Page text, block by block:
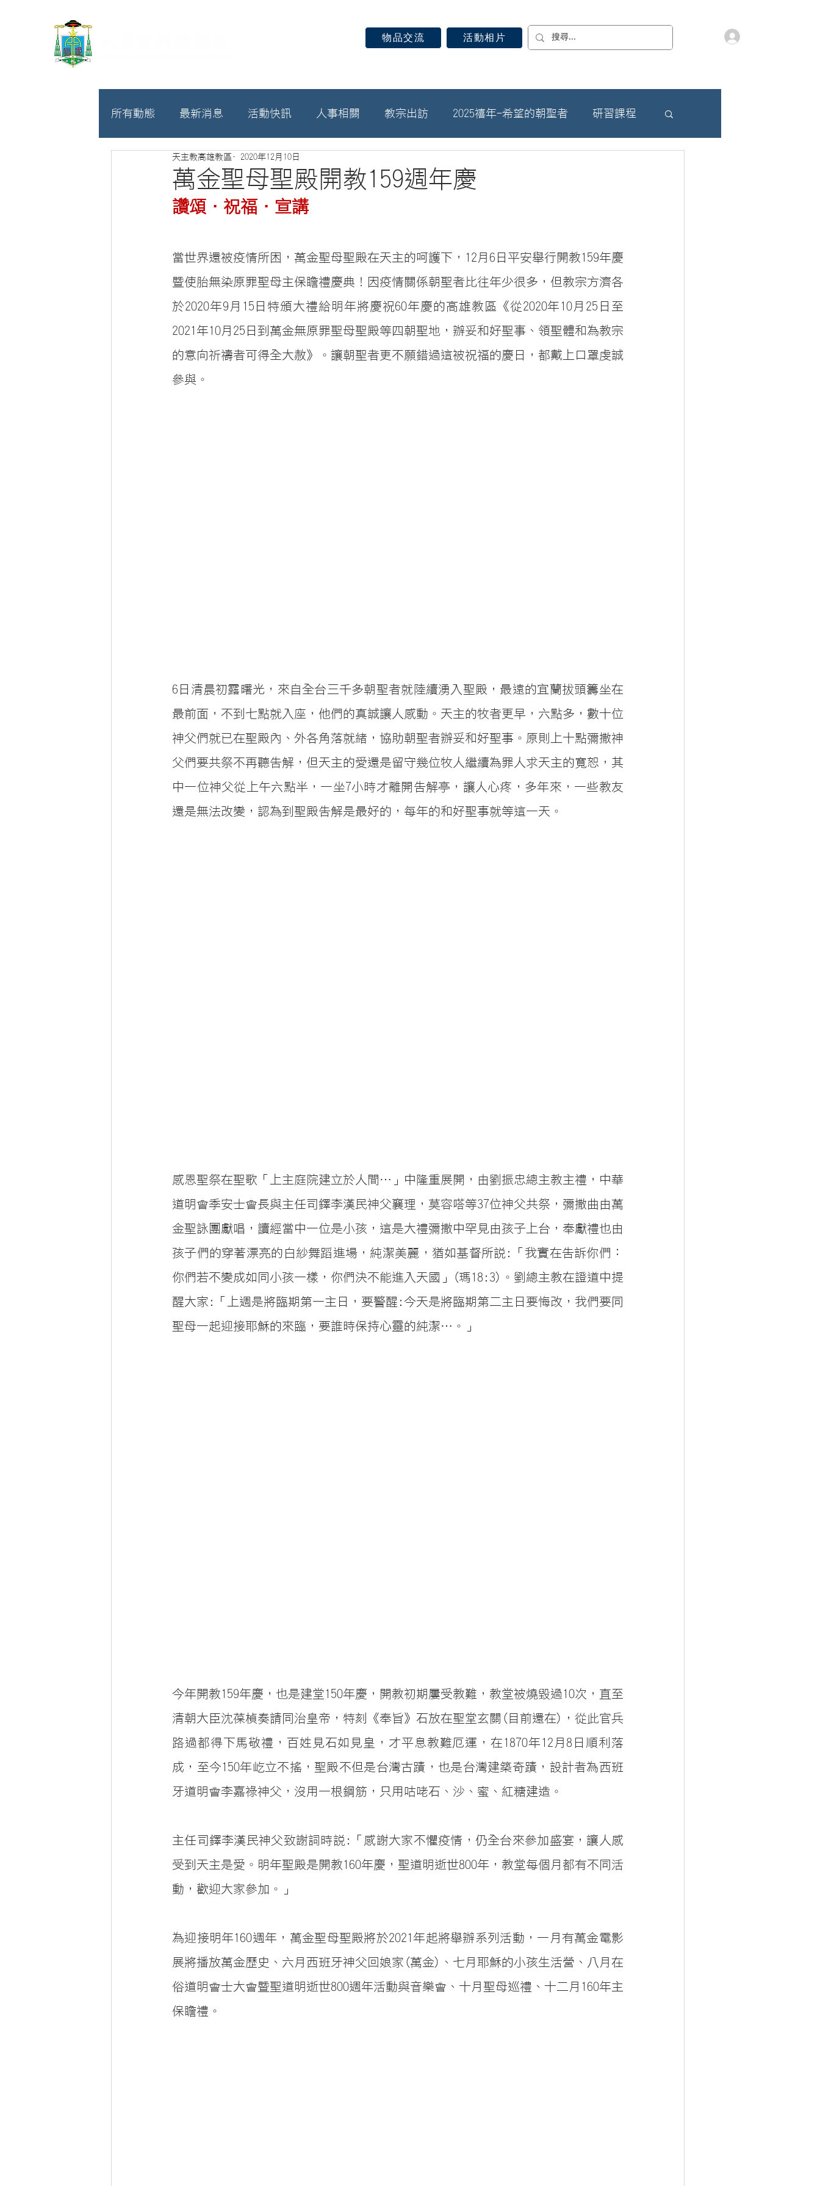
物品交流 活動相片
所有動態 最新消息 活動快訊 人事相關 教宗出訪 2025禧年-希望的朝聖者 研習課程
募款相關
萬金聖母聖殿開教159週年慶
天主教高雄教區 2020年12月10日
讚頌．祝福．宣講
當世界還被疫情所困，萬金聖母聖殿在天主的呵護下，12月6日平安舉行開教159年慶
暨使胎無染原罪聖母主保瞻禮慶典！因疫情關係朝聖者比往年少很多，但教宗方濟各
於2020年9月15日特頒大禮給明年將慶祝60年慶的高雄教區《從2020年10月25日至
2021年10月25日到萬金無原罪聖母聖殿等四朝聖地，辦妥和好聖事、領聖體和為教宗
的意向祈禱者可得全大赦》。讓朝聖者更不願錯過這被祝福的慶日，都戴上口罩虔誠
參與。
6日清晨初露曙光，來自全台三千多朝聖者就陸續湧入聖殿，最遠的宜蘭拔頭籌坐在
最前面，不到七點就入座，他們的真誠讓人感動。天主的牧者更早，六點多，數十位
神父們就已在聖殿內、外各角落就緒，協助朝聖者辦妥和好聖事。原則上十點彌撒神
父們要共祭不再聽告解，但天主的愛還是留守幾位牧人繼續為罪人求天主的寬恕，其
中一位神父從上午六點半，一坐7小時才離開告解亭，讓人心疼，多年來，一些教友
還是無法改變，認為到聖殿告解是最好的，每年的和好聖事就等這一天。
感恩聖祭在聖歌「上主庭院建立於人間…」中隆重展開，由劉振忠總主教主禮，中華
道明會季安士會長與主任司鐸李漢民神父襄理，莫容嗒等37位神父共祭，彌撒曲由萬
金聖詠團獻唱，讀經當中一位是小孩，這是大禮彌撒中罕見由孩子上台，奉獻禮也由
孩子們的穿著漂亮的白紗舞蹈進場，純潔美麗，猶如基督所說:「我實在告訴你們：
你們若不變成如同小孩一樣，你們決不能進入天國」(瑪18:3)。劉總主教在證道中提
醒大家:「上週是將臨期第一主日，要警醒:今天是將臨期第二主日要悔改，我們要同
聖母一起迎接耶穌的來臨，要誰時保持心靈的純潔…。」
今年開教159年慶，也是建堂150年慶，開教初期屢受教難，教堂被燒毀過10次，直至
清朝大臣沈葆楨奏請同治皇帝，特刻《奉旨》石放在聖堂玄關(目前還在)，從此官兵
路過都得下馬敬禮，百姓見石如見皇，才平息教難厄運，在1870年12月8日順利落
成，至今150年屹立不搖，聖殿不但是台灣古蹟，也是台灣建築奇蹟，設計者為西班
牙道明會李嘉祿神父，沒用一根鋼筋，只用咕咾石、沙、蜜、紅糖建造。
主任司鐸李漢民神父致謝詞時說:「感謝大家不懼疫情，仍全台來參加盛宴，讓人感
受到天主是愛。明年聖殿是開教160年慶，聖道明逝世800年，教堂每個月都有不同活
動，歡迎大家參加。」
為迎接明年160週年，萬金聖母聖殿將於2021年起將舉辦系列活動，一月有萬金電影
展將播放萬金歷史、六月西班牙神父回娘家(萬金)、七月耶穌的小孩生活營、八月在
俗道明會士大會暨聖道明逝世800週年活動與音樂會、十月聖母巡禮、十二月160年主
保瞻禮。